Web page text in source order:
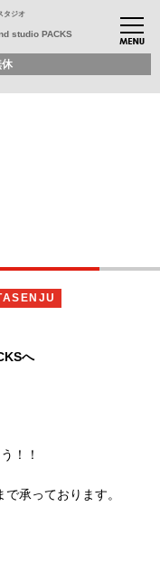
タジオ
studio PACKS
へ
！！
承っております。